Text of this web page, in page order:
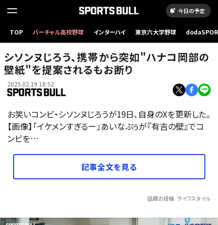
今日の予定
TOP バーチャル高校野球 インターハイ 東京六大学野球
シソンヌじろう、携帯から突如"ハナコ岡部の
壁紙"を提案されるもお断り
2025.02.19 18:52
お笑いコンビ・シソンヌじろうが19日、自身のXを更新した。
【画像】「イケメンすぎるー」あいなぷぅが『有吉の壁』でコ
ンビを…
記事全文を見る
話題の投稿 ライフスタイル